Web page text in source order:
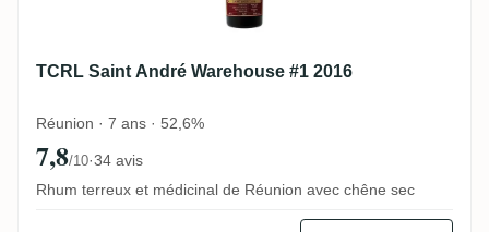
TCRL Saint André Warehouse #1 2016
Réunion · 7 ans · 52,6%
7,8/10·34 avis
Rhum terreux et médicinal de Réunion avec chêne sec